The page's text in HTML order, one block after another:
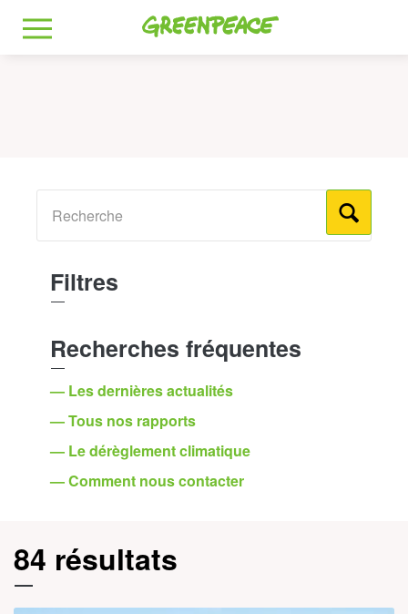
Greenpeace
MENU
Filtres
Recherches fréquentes
— Les dernières actualités
— Tous nos rapports
— Le dérèglement climatique
— Comment nous contacter
84 résultats